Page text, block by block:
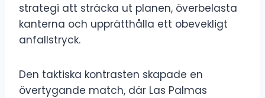
strategi att sträcka ut planen, överbelasta
kanterna och upprätthålla ett obevekligt
anfallstryck.
Den taktiska kontrasten skapade en
övertygande match, där Las Palmas